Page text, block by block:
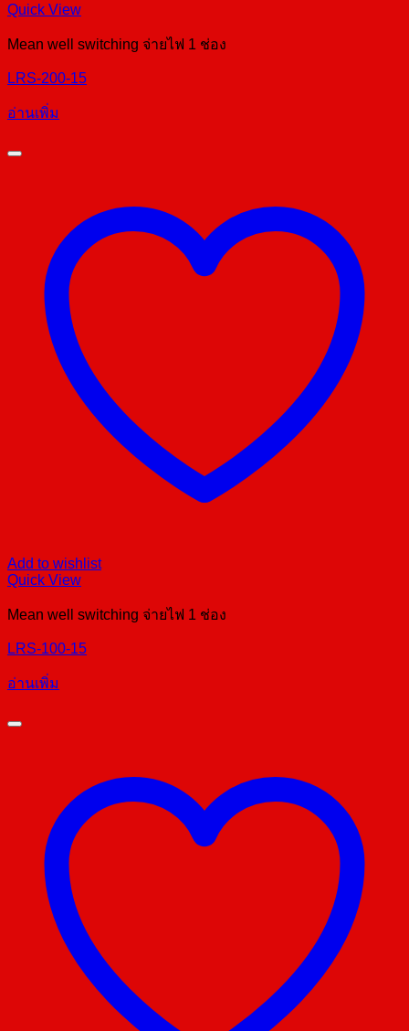
Quick View
Mean well switching จ่ายไฟ 1 ช่อง
LRS-200-15
อ่านเพิ่ม
Add to wishlist
Quick View
Mean well switching จ่ายไฟ 1 ช่อง
LRS-100-15
อ่านเพิ่ม